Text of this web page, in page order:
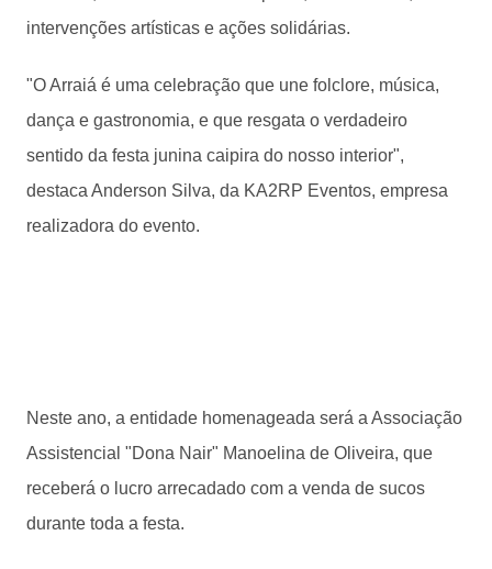
intervenções artísticas e ações solidárias.
"O Arraiá é uma celebração que une folclore, música,
dança e gastronomia, e que resgata o verdadeiro
sentido da festa junina caipira do nosso interior",
destaca Anderson Silva, da KA2RP Eventos, empresa
realizadora do evento.
Neste ano, a entidade homenageada será a Associação
Assistencial "Dona Nair" Manoelina de Oliveira, que
receberá o lucro arrecadado com a venda de sucos
durante toda a festa.